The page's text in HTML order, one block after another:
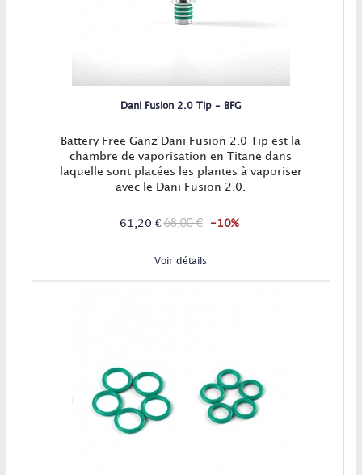
Dani Fusion 2.0 Tip - BFG
Battery Free Ganz Dani Fusion 2.0 Tip est la
chambre de vaporisation en Titane dans
laquelle sont placées les plantes à vaporiser
avec le Dani Fusion 2.0.
61,20 €68,00 € -10%
Voir détails